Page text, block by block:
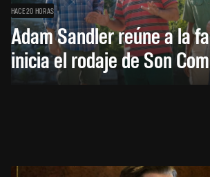
HACE 20 HORAS
Adam Sandler reúne a la
inicia el rodaje de Son